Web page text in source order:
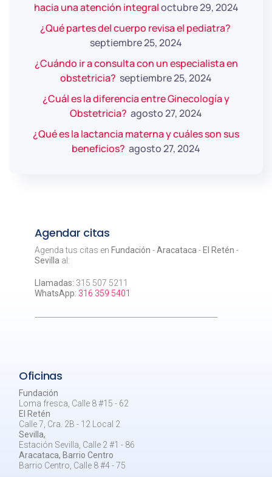
hacia una atención integraloctubre 29, 2024
¿Qué partes del cuerpo revisa el pediatra?
septiembre 25, 2024
¿Cuándo ir a consulta con un especialista en
obstetricia? septiembre 25, 2024
¿Cuál es la diferencia entre Ginecología y
Obstetricia? agosto 27, 2024
¿Qué es la lactancia materna y cuáles son sus
beneficios? agosto 27, 2024
Agendar citas
Agenda tus citas en Fundación -Aracataca - El Retén -
Sevilla al:
Llamadas: 315 507 5211
WhatsApp: 316 359 5401
Oficinas
Fundación
Loma fresca, Calle 8 #15 - 62
El Retén
Calle 7, Cra. 2B - 12 Local 2
Sevilla,
Estación Sevilla, Calle 2 #1 - 86
Aracataca, Barrio Centro
Barrio Centro, Calle 8 #4 - 75